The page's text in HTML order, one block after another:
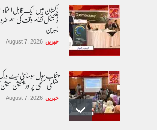
پاکستان مِیں ا یک قابل
ڈیجیٹل نظام وقت کی
ماہرین
خبریں August 7, 2026
پنجاب سول سوسائٹی نیٹ
ضلعی سطحی پر اورینٹیشن سیشن
خبریں August 7, 2026